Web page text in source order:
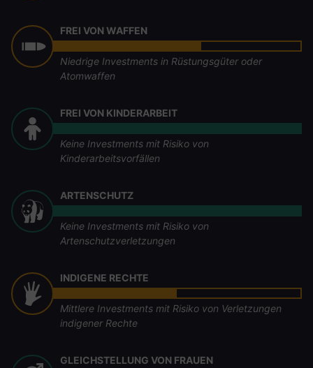
FREI VON WAFFEN
Niedrige Investments in Rüstungsgüter oder
Atomwaffen
FREI VON KINDERARBEIT
Keine Investments mit Risiko von
Kinderarbeitsvorfällen
ARTENSCHUTZ
Keine Investments mit Risiko von
Artenschutzverletzungen
INDIGENE RECHTE
Mittlere Investments mit Risiko von Verletzungen
indigener Rechte
GLEICHSTELLUNG VON FRAUEN